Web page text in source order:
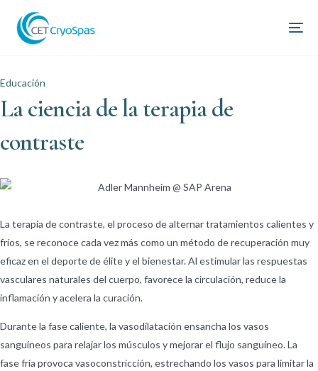
Educación
La ciencia de la terapia de
contraste
La terapia de contraste, el proceso de alternar tratamientos calientes y
fríos, se reconoce cada vez más como un método de recuperación muy
eficaz en el deporte de élite y el bienestar. Al estimular las respuestas
vasculares naturales del cuerpo, favorece la circulación, reduce la
inflamación y acelera la curación.
Durante la fase caliente, la vasodilatación ensancha los vasos
sanguíneos para relajar los músculos y mejorar el flujo sanguíneo. La
fase fría provoca vasoconstricción, estrechando los vasos para limitar la